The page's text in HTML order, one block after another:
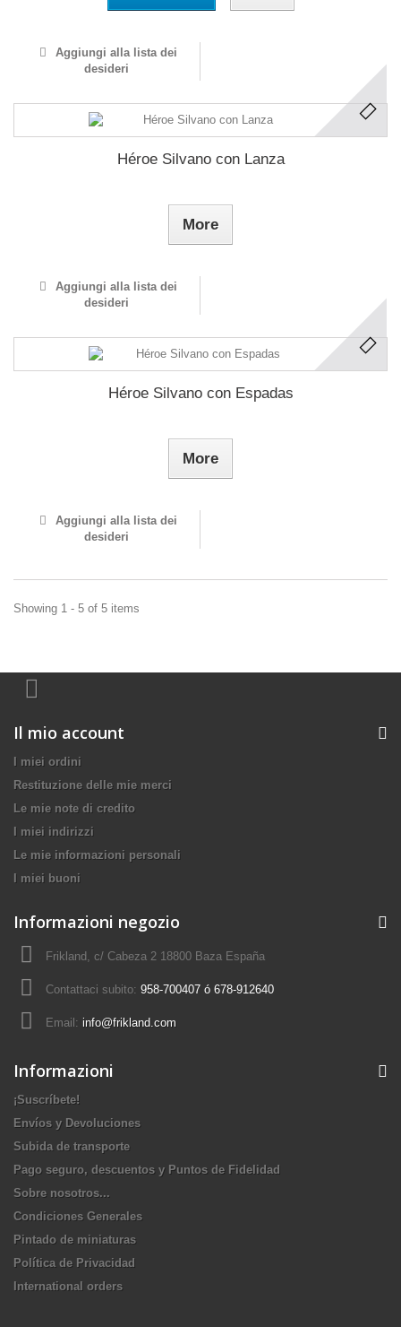
Aggiungi alla lista dei
desideri
Héroe Silvano con Lanza
More
Aggiungi alla lista dei
desideri
Héroe Silvano con Espadas
More
Aggiungi alla lista dei
desideri
Showing 1 - 5 of 5 items
Il mio account
I miei ordini
Restituzione delle mie merci
Le mie note di credito
I miei indirizzi
Le mie informazioni personali
I miei buoni
Informazioni negozio
Frikland, c/ Cabeza 2 18800 Baza España
Contattaci subito: 958-700407 ó 678-912640
Email: info@frikland.com
Informazioni
¡Suscríbete!
Envíos y Devoluciones
Subida de transporte
Pago seguro, descuentos y Puntos de Fidelidad
Sobre nosotros...
Condiciones Generales
Pintado de miniaturas
Política de Privacidad
International orders